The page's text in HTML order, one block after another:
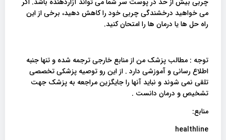
می خواهید درخشندگی چربی خود را کاهش دهید، برخی از این
راه حل ها یا درمان ها را امتحان کنید.
توجه : مطالب پزشک من از منابع خارجی ترجمه شده و تنها جنبه
اطلاع رسانی و آموزشی دارد . از این رو توصیه پزشکی تخصصی
تلقی نمی شوند و نباید آنها را جایگزین مراجعه به پزشک جهت
تشخیص و درمان دانست .
منابع:
healthline